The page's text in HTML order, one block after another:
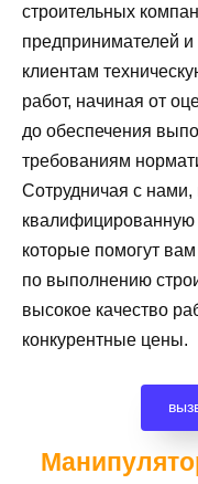
строительных
предпринимателей
клиентам
работ, начиная от
до обеспечения
требованиям
Сотрудничая с нами,
которые помогут
по выполнению
высокое качество
конкурентные цены.